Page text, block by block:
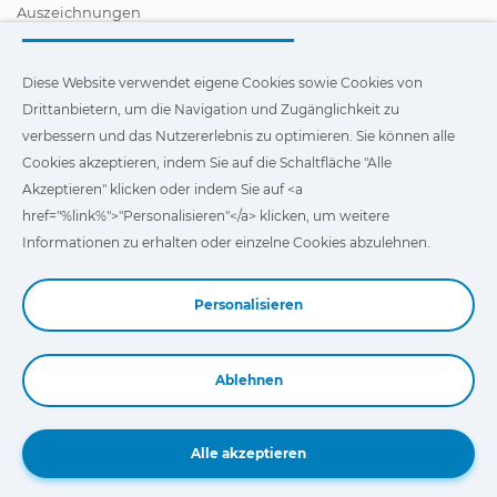
Auszeichnungen
Vertragshändler werden
Videos
FAQ - Häufig gestellte Fragen (FAQs)
Diese Website verwendet eigene Cookies und Cookies von
Drittanbietern, um die Navigation und Zugänglichkeit unserer
Website zu verbessern und das Nutzererlebnis zu optimieren.
Sie können auf"Einstellungen"klicken, um weitere
Verwendung anzupassen oder abzulehnen.
Diese Website verwendet eigene Cookies sowie Cookies von
Drittanbietern, um die Navigation und Zugänglichkeit zu
verbessern und das Nutzererlebnis zu optimieren. Sie können alle
Cookies akzeptieren, indem Sie auf die Schaltfläche "Alle
Akzeptieren" klicken oder indem Sie auf <a
href="%link%">"Personalisieren"</a> klicken, um weitere
Informationen zu erhalten oder einzelne Cookies abzulehnen.
Personalisieren
Ablehnen
Alle akzeptieren